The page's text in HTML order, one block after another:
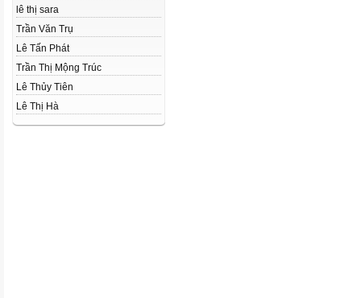
lê thị sara
Trần Văn Trụ
Lê Tấn Phát
Trần Thị Mộng Trúc
Lê Thủy Tiên
Lê Thị Hà